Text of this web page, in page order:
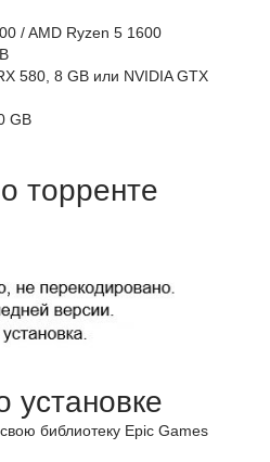
/ AMD Ryzen 5 1600
580, 8 GB или NVIDIA GTX
GB
торренте
установке
библиотеку Epic Games